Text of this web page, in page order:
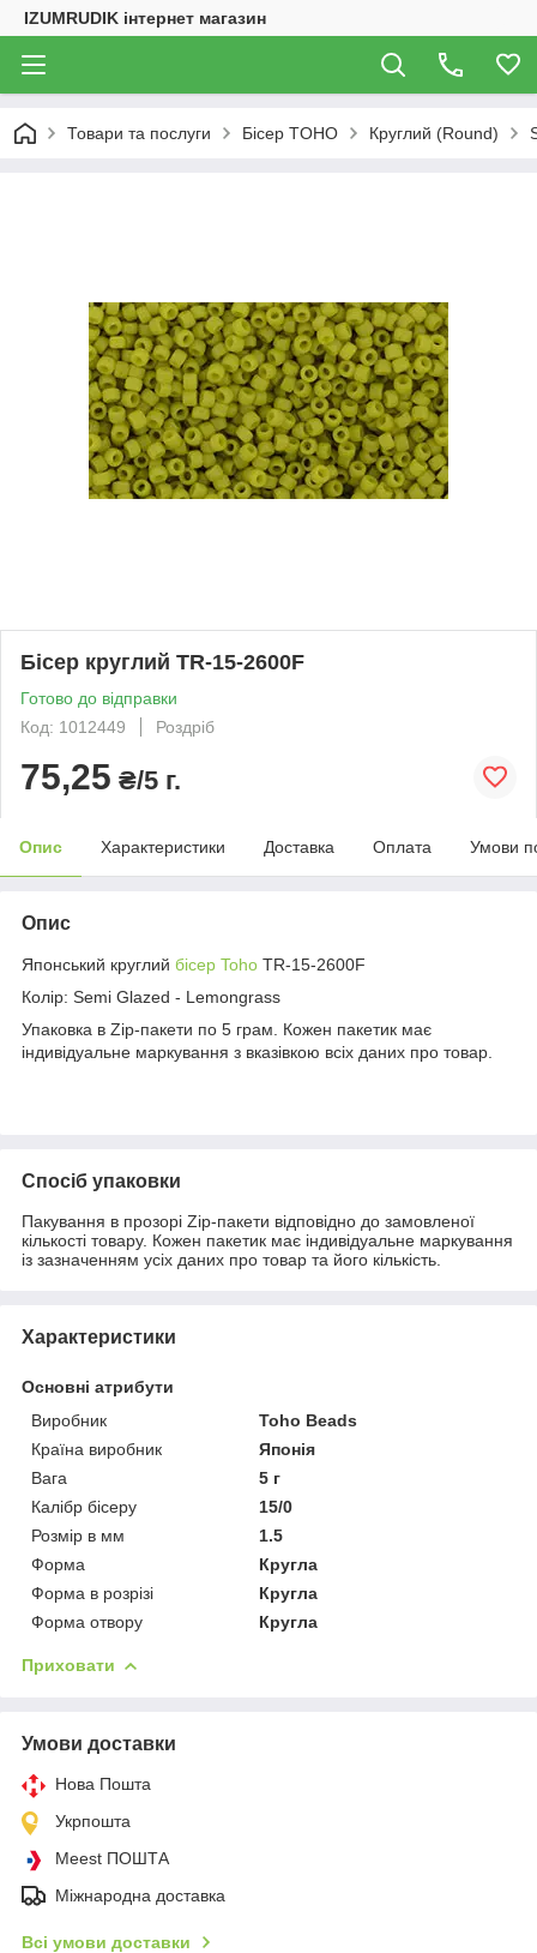
IZUMRUDIK інтернет магазин
Товари та послуги Бісер TOHO Круглий (Round)
Бісер круглий TR-15-2600F
Готово до відправки
Код: 1012449
Роздріб
75,25 ₴/5 г.
Опис Характеристики Доставка Оплата Умови
Опис
Японський круглий бісер Toho TR-15-2600F
Колір: Semi Glazed - Lemongrass
Упаковка в Zip-пакети по 5 грам. Кожен пакетик має
індивідуальне маркування з вказівкою всіх даних про товар.
Спосіб упаковки
Пакування в прозорі Zip-пакети відповідно до замовленої
кількості товару. Кожен пакетик має індивідуальне маркування
із зазначенням усіх даних про товар та його кількість.
Характеристики
Основні атрибути
Виробник
Toho Beads
Країна виробник
Японія
Вага
5 г
Калібр бісеру
15/0
Розмір в мм
1.5
Форма
Кругла
Форма в розрізі
Кругла
Форма отвору
Кругла
Приховати
Умови доставки
Нова Пошта
Укрпошта
Meest ПОШТА
Міжнародна доставка
Всі умови доставки